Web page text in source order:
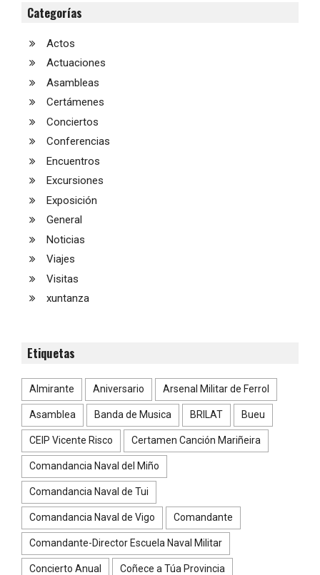
Categorías
Actos
Actuaciones
Asambleas
Certámenes
Conciertos
Conferencias
Encuentros
Excursiones
Exposición
General
Noticias
Viajes
Visitas
xuntanza
Etiquetas
Almirante Aniversario Arsenal Militar de Ferrol
Asamblea Banda de Musica BRILAT Bueu
CEIP Vicente Risco Certamen Canción Mariñeira
Comandancia Naval del Miño
Comandancia Naval de Tui
Comandancia Naval de Vigo Comandante
Comandante-Director Escuela Naval Militar
Concierto Anual Coñece a Túa Provincia